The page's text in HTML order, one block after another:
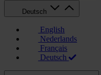
Deutsch
English
Nederlands
Français
Deutsch